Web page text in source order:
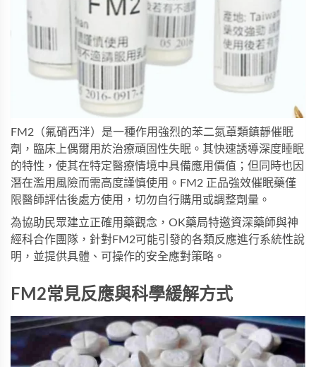
FM2（氟硝西泮）是一種作用強烈的苯二氮䓬類鎮靜催眠
劑，臨床上偶爾用於治療頑固性失眠。其快速誘導深度睡眠
的特性，使其在特定醫療情境中具備應用價值；但同時也因
潛在濫用風險而需高度謹慎使用。 FM2 正品強效催眠藥僅
限醫師評估後處方使用，切勿自行購用或調整劑量。
為協助民眾建立正確用藥觀念， OK藥局特邀資深藥師與神
經科合作團隊，針對FM2可能引發的各類反應進行系統性說
明，並提供具體、可操作的安全應對策略。
FM2常見反應與科學緩解方式